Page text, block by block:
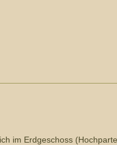
im Erdgeschoss